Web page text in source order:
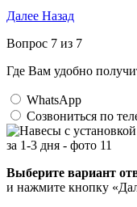
Далее Назад
Вопрос 7 из 7
Где Вам удобно
WhatsApp
Созвониться по
Выберите вариант
и нажмите кнопку